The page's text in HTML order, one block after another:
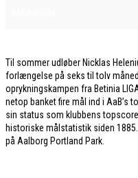
Til sommer udløber Nicklas
forlængelse på seks til tolv
oprykningskampen fra Betinia
netop banket fire mål ind i AaB’s
sin status som klubbens
historiske målstatistik siden
på Aalborg Portland Park.